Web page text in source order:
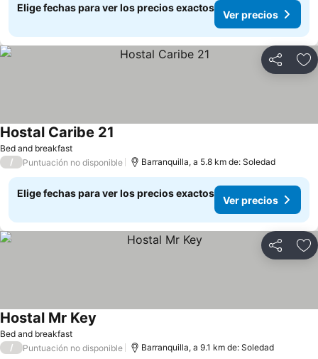
Elige fechas para ver los precios exactos
Ver precios
Compartir
Bed and breakfast
Hostal Caribe 21
/ Puntuación no disponible Barranquilla, a 5.8 km de: Soledad
Elige fechas para ver los precios exactos
Ver precios
Compartir
Bed and breakfast
Hostal Mr Key
/ Puntuación no disponible Barranquilla, a 9.1 km de: Soledad